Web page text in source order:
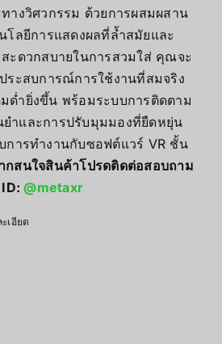
างวิศวกรรม ด้วยการผสมผสาน
โลยีการแสดงผลที่ล้ำสมัยและ
ะดวกสบายในการสวมใส่ คุณจะ
ระสบการณ์การใช้งานที่สมจริง
ด่ำยิ่งขึ้น พร้อมระบบการติดตาม
ำและการปรับมุมมองที่ยืดหยุ่น
การทำงานกับซอฟต์แวร์ VR ชั้น
กสนใจสินค้าโปรดติดต่อสอบถาม
ID:@metaxr
เอียด